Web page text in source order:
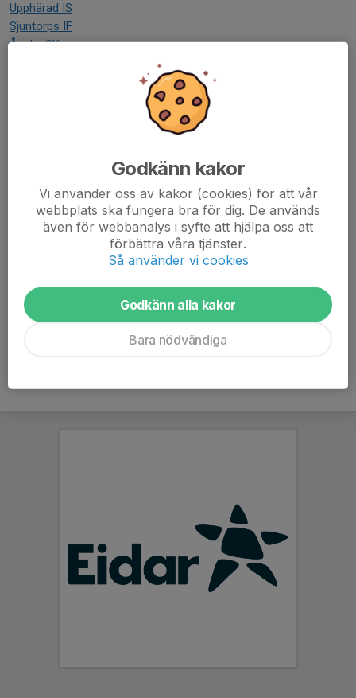
Upphärad IS
Sjuntorps IF
Åsaka SK
Övrigt
Trollhättans Stad
Gräsroten - Stöd IFK!
BingoRingen
Mentor
Godkänn kakor
Vi använder oss av kakor (cookies) för att vår
webbplats ska fungera bra för dig. De används
även för webbanalys i syfte att hjälpa oss att
förbättra våra tjänster.
Så använder vi cookies
Godkänn alla kakor
Bara nödvändiga